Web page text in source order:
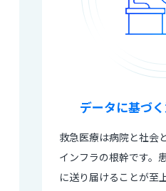
データに基づ
救急医療は病院と社会
インフラの根幹です。
に送り届けることが至